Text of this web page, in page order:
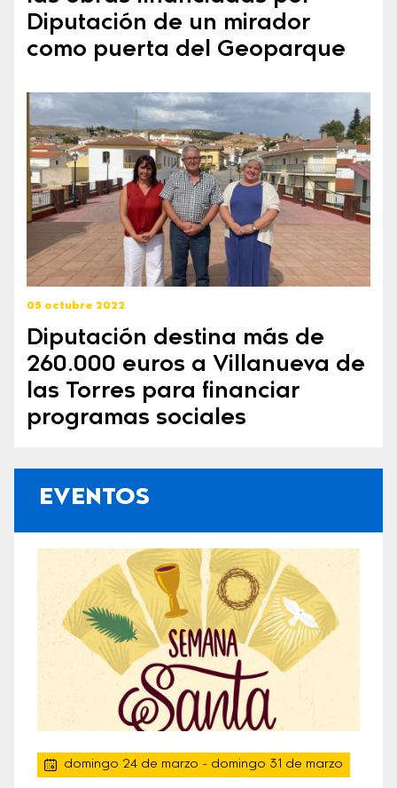
Diputación de un mirador
como puerta del Geoparque
05 octubre 2022
Diputación destina más de
260.000 euros a Villanueva de
las Torres para financiar
programas sociales
EVENTOS
domingo 24 de marzo - domingo 31 de marzo